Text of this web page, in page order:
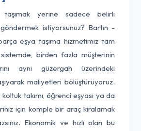
yerine sadece belirli
göndermek istiyorsunuz? Bartın -
eşya taşıma hizmetimiz tam
birden fazla müşterinin
aynı güzergah üzerindeki
maliyetleri bölüştürüyoruz.
takımı, öğrenci eşyası ya da
için komple bir araç kiralamak
Ekonomik ve hızlı olan bu